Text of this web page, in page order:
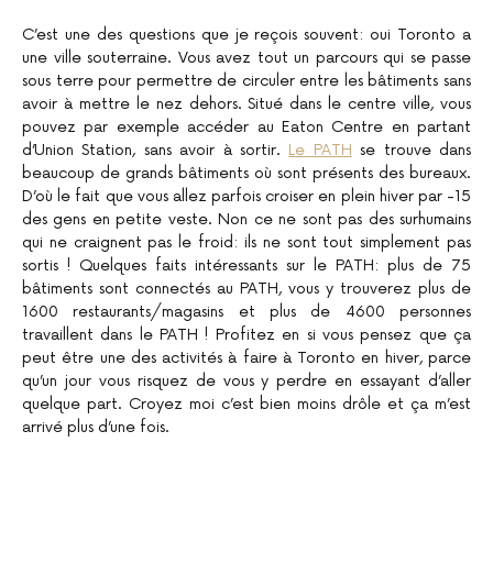
C’est une des questions que je reçois souvent: oui Toronto a
une ville souterraine. Vous avez tout un parcours qui se passe
sous terre pour permettre de circuler entre les bâtiments sans
avoir à mettre le nez dehors. Situé dans le centre ville, vous
pouvez par exemple accéder au Eaton Centre en partant
d’Union Station, sans avoir à sortir. Le PATH se trouve dans
beaucoup de grands bâtiments où sont présents des bureaux.
D’où le fait que vous allez parfois croiser en plein hiver par -15
des gens en petite veste. Non ce ne sont pas des surhumains
qui ne craignent pas le froid: ils ne sont tout simplement pas
sortis ! Quelques faits intéressants sur le PATH: plus de 75
bâtiments sont connectés au PATH, vous y trouverez plus de
1600 restaurants/magasins et plus de 4600 personnes
travaillent dans le PATH ! Profitez en si vous pensez que ça
peut être une des activités à faire à Toronto en hiver, parce
qu’un jour vous risquez de vous y perdre en essayant d’aller
quelque part. Croyez moi c’est bien moins drôle et ça m’est
arrivé plus d’une fois.